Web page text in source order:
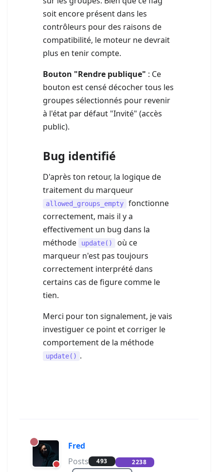
soit encore présent dans les
contrôleurs pour des raisons de
compatibilité, le moteur ne devrait
plus en tenir compte.
Bouton "Rendre publique" : Ce
bouton est censé décocher tous les
groupes sélectionnés pour revenir
à l'état par défaut "Invité" (accès
public).
Bug identifié
D'après ton retour, la logique de
traitement du marqueur
allowed_groups_empty
fonctionne
correctement, mais il y a
effectivement un bug dans la
méthode
update()
où ce
marqueur n'est pas toujours
correctement interprété dans
certains cas de figure comme le
tien.
Merci pour ton signalement, je vais
investiguer ce point et corriger le
comportement de la méthode
update() .
Fred
Posts
493 2238